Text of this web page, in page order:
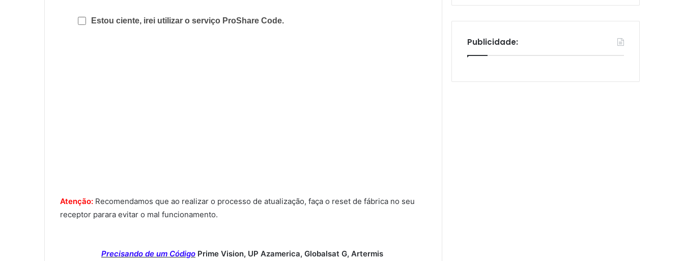
Estou ciente, irei utilizar o serviço ProShare Code.
Atenção: Recomendamos que ao realizar o processo de atualização, faça o reset de fábrica no seu
receptor parara evitar o mal funcionamento.
Precisando de um Código Prime Vision, UP Azamerica, Globalsat G, Artermis
Publicidade: